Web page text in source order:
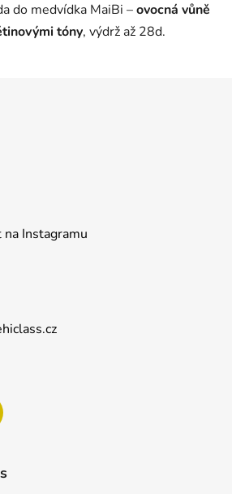
do medvídka MaiBi –ovocná vůně
tóny, výdrž až 28d.
Instagramu